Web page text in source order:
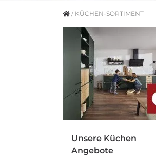
/ KÜCHEN-SORTIMENT
Unsere Küchen
Angebote